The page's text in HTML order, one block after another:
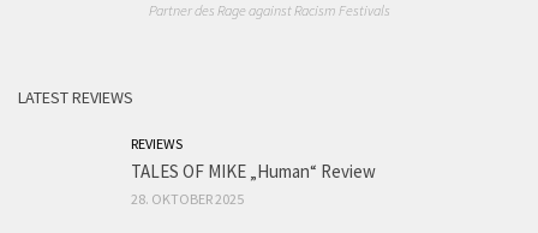
Partner des Rage against Racism Festivals
LATEST REVIEWS
REVIEWS
TALES OF MIKE „Human“ Review
28. OKTOBER 2025